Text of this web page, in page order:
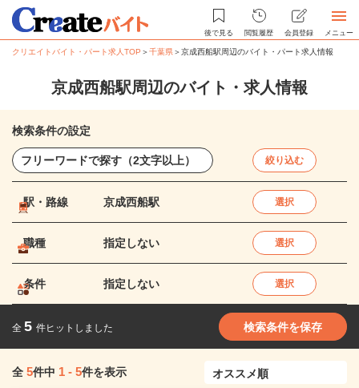
後で見る 閲覧履歴 会員登録 メニュー
クリエイトバイト・パート求人TOP ＞千葉県＞京成西船駅周辺のバイト・パート求人情報
京成西船駅周辺のバイト・求人情報
検索条件の設定
絞り込む
駅・路線 京成西船駅 選択
職種 指定しない 選択
条件 指定しない 選択
全 5 件ヒットしました 検索条件を保存
全 5件中 1 - 5件を表示